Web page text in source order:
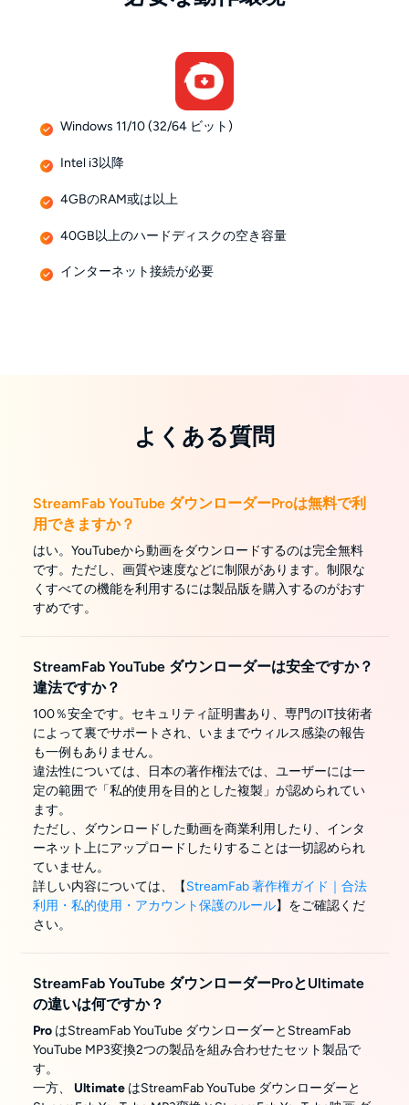
Windows 11/10 (32/64 ビット)
Intel i3以降
4GBのRAM或は以上
40GB以上のハードディスクの空き容量
インターネット接続が必要
よくある質問
StreamFab YouTube ダウンローダーProは無料で利
用できますか？
はい。YouTubeから動画をダウンロードするのは完全無料
です。ただし、画質や速度などに制限があります。制限な
くすべての機能を利用するには製品版を購入するのがおす
すめです。
StreamFab YouTube ダウンローダーは安全ですか？
違法ですか？
100％安全です。セキュリティ証明書あり、専門のIT技術者
によって裏でサポートされ、いままでウィルス感染の報告
も一例もありません。
違法性については、日本の著作権法では、ユーザーには一
定の範囲で「私的使用を目的とした複製」が認められてい
ます。
ただし、ダウンロードした動画を商業利用したり、インタ
ーネット上にアップロードしたりすることは一切認められ
ていません。
詳しい内容については、【StreamFab 著作権ガイド｜合法
利用・私的使用・アカウント保護のルール】をご確認くだ
さい。
StreamFab YouTube ダウンローダーProとUltimate
の違いは何ですか？
Pro はStreamFab YouTube ダウンローダーとStreamFab
YouTube MP3変換2つの製品を組み合わせたセット製品で
す。
一方、 Ultimate はStreamFab YouTube ダウンローダーと